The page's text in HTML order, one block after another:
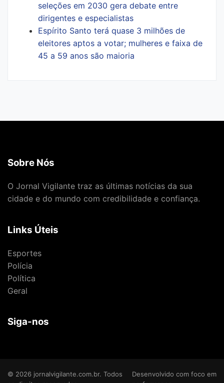
seleções em 2030 gera debate entre
dirigentes e especialistas
Espírito Santo terá quase 3 milhões de
eleitores aptos a votar; mulheres e faixa de
45 a 59 anos são maioria
Sobre Nós
O Jornal Vigilante traz as últimas notícias da sua
cidade e do mundo com credibilidade e confiança.
Links Úteis
Esportes
Polícia
Política
Geral
Siga-nos
© 2026 jornalvigilante.com.br. Todos
Desenvolvido com foco em